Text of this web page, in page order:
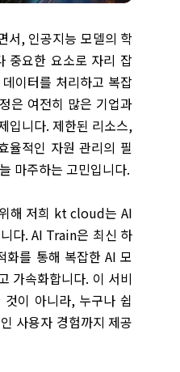
서, 인공지능 모델의 학
중요한 요소로 자리 잡
이터를 처리하고 복잡
은 여전히 많은 기업과
입니다. 제한된 리소스,
율적인 자원 관리의 필
마주하는 고민입니다.
해 저희 kt cloud는 AI
다. AI Train은 최신 하
화를 통해 복잡한 AI 모
가속화합니다. 이 서비
이 아니라, 누구나 쉽
사용자 경험까지 제공